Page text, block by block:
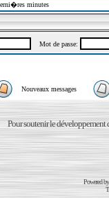
minutes
Mot de passe:
Nouveaux messages
Pour soutenir le développement
Powered